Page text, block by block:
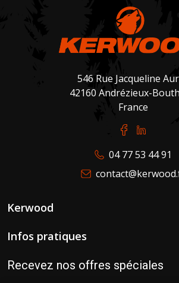
546 Rue Jacqueline
42160 Andrézieux-
France
04 77 53 44 91
Kerwood
Infos pratiques
Recevez nos offres spéciales